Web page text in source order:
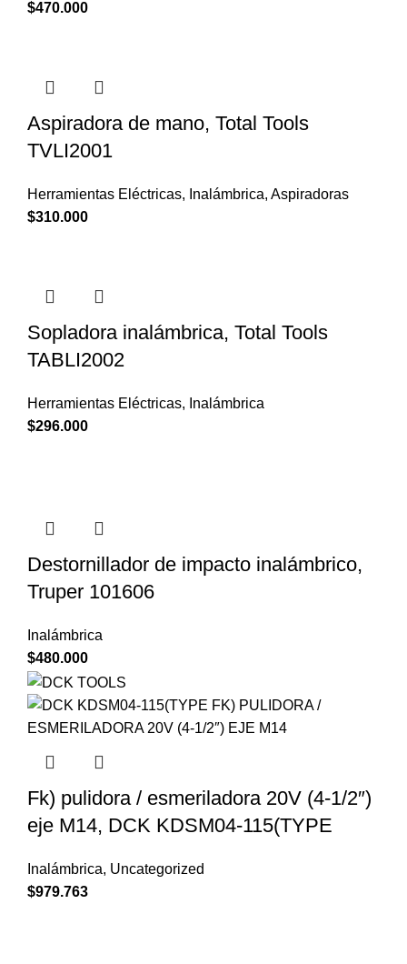
$470.000
Aspiradora de mano, Total Tools
TVLI2001
Herramientas Eléctricas, Inalámbrica, Aspiradoras
$310.000
Sopladora inalámbrica, Total Tools
TABLI2002
Herramientas Eléctricas, Inalámbrica
$296.000
Destornillador de impacto inalámbrico,
Truper 101606
Inalámbrica
$480.000
Fk) pulidora / esmeriladora 20V (4-1/2″)
eje M14, DCK KDSM04-115(TYPE
Inalámbrica, Uncategorized
$979.763